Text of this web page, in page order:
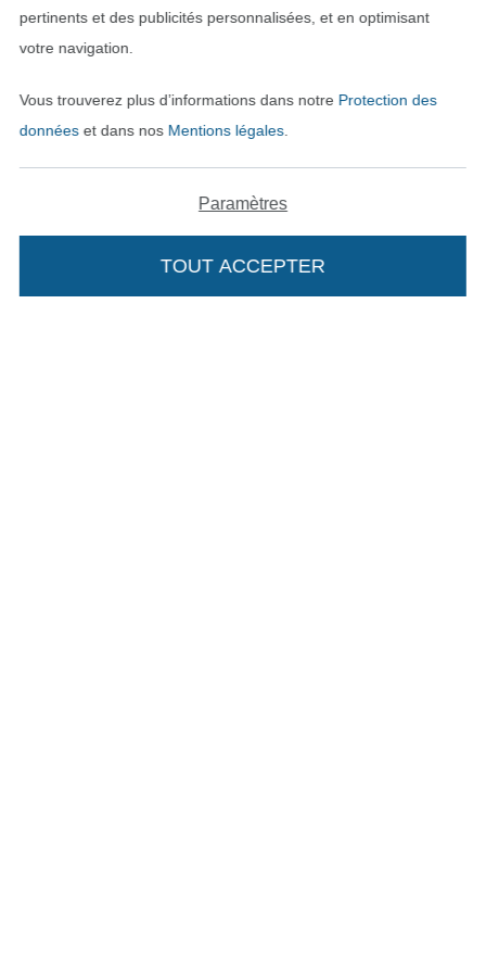
Passer à la boutique allemande
pertinents et des publicités personnalisées, et en optimisant
votre navigation.
Vous trouverez plus d’informations dans notre Protection des
donnéeset dans nos Mentions légales.
Paramètres
TOUT ACCEPTER